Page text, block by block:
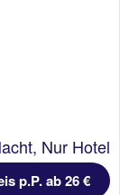
Nur Hotel
p.P. ab 26 €